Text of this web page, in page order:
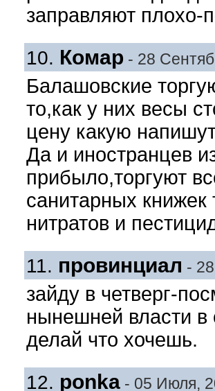
заправляют плохо-
10. Комар - 28
Балашовские
то,как у них весы
цену какую
Да и иностранцев
прибыло,торгуют
санитарных книжек
нитратов и
11. провинциал -
зайду в четверг-
нынешней власти в
делай что хочешь.
12. ponka- 05 Июля,